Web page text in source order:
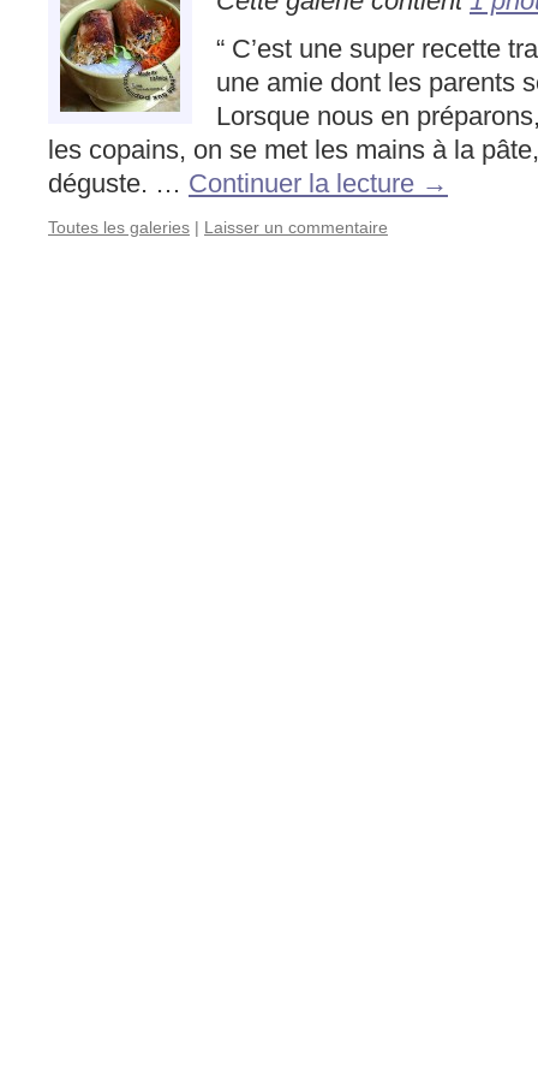
“ C’est une super recette
une amie dont les parents
Lorsque nous en
les copains, on se met les mains à la
déguste. … Continuer la lecture →
Toutes les galeries | Laisser un commentaire